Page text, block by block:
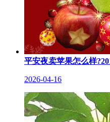
平安夜卖苹果怎么样
2026-04-16